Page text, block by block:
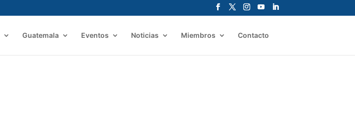
Guatemala Eventos Noticias Miembros Contacto